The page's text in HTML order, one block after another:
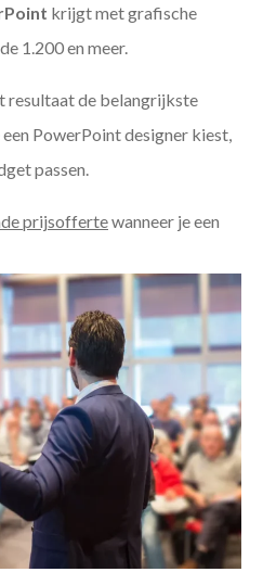
krijgt met grafische
1.200 en meer.
resultaat de belangrijkste
PowerPoint designer kiest,
passen.
prijsoffertewanneer je een